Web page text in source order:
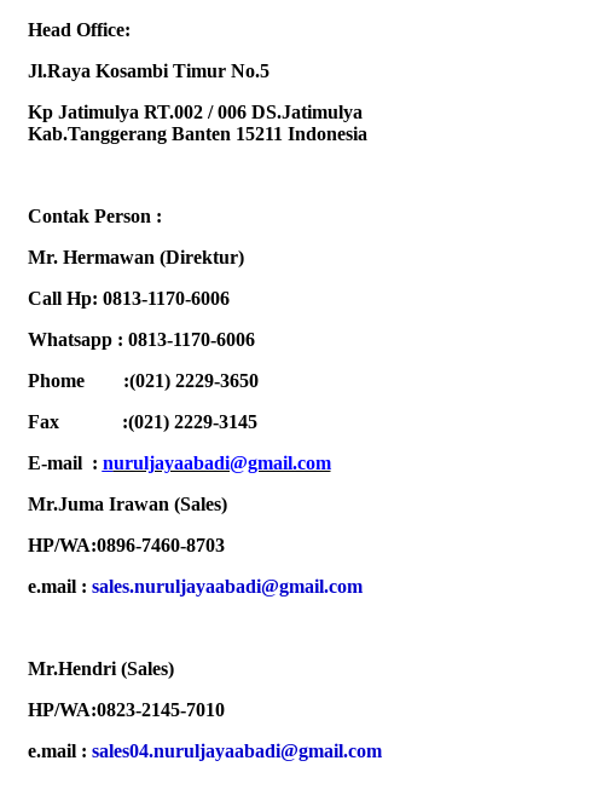
Head Office:
Jl.Raya Kosambi Timur No.5
Kp Jatimulya RT.002 / 006 DS.Jatimulya
Kab.Tanggerang Banten 15211 Indonesia
Contak Person :
Mr. Hermawan (Direktur)
Call Hp: 0813-1170-6006
Whatsapp : 0813-1170-6006
Phome :(021) 2229-3650
Fax :(021) 2229-3145
E-mail : nuruljayaabadi@gmail.com
Mr.Juma Irawan (Sales)
HP/WA:0896-7460-8703
e.mail : sales.nuruljayaabadi@gmail.com
Mr.Hendri (Sales)
HP/WA:0823-2145-7010
e.mail : sales04.nuruljayaabadi@gmail.com